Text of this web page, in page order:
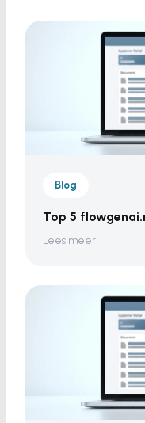
Blog
Top 5
Lees meer